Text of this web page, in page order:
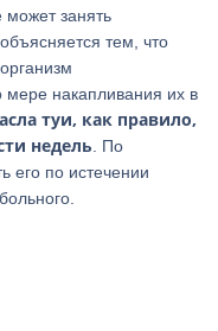
может занять
тем, что
накапливания их в
туи, как правило,
недель . По
его по истечении